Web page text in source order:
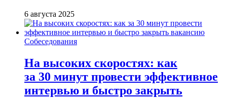
6 августа 2025
Собеседования
На высоких скоростях: как
за 30 минут провести эффективное
интервью и быстро закрыть